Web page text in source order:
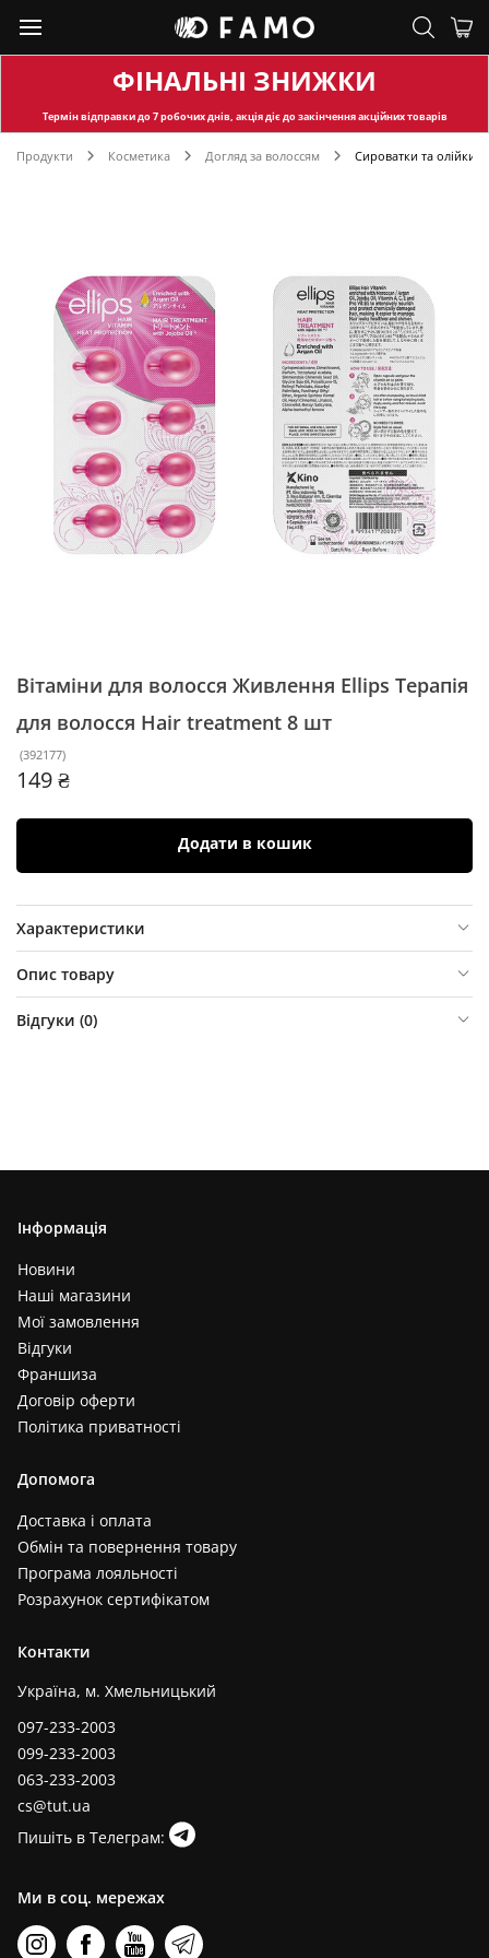
ФІНАЛЬНІ ЗНИЖКИ
Термін відправкидо 7 робочих днів, акція діє до закінчення акційних товарів
Продукти Косметика Догляд за волоссям Сироватки та олійки
Вітаміни для волосся Живлення Ellips Терапія
для волосся Hair treatment 8 шт
(392177)
149 ₴
Додати в кошик
Характеристики
Опис товару
Відгуки (0)
Інформація
Новини
Наші магазини
Мої замовлення
Відгуки
Франшиза
Договір оферти
Політика приватності
Допомога
Доставка і оплата
Обмін та повернення товару
Програма лояльності
Розрахунок сертифікатом
Контакти
Україна, м. Хмельницький
097-233-2003
099-233-2003
063-233-2003
cs@tut.ua
Пишіть в Телеграм:
Ми в соц. мережах